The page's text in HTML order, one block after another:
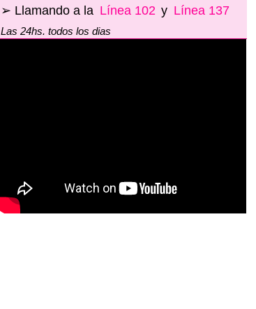
➢ Llamando a la Línea 102 y Línea 137
Las 24hs. todos los dias